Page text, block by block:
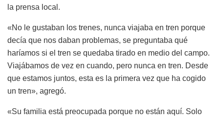
la prensa local.
«No le gustaban los trenes, nunca viajaba en tren porque
decía que nos daban problemas, se preguntaba qué
haríamos si el tren se quedaba tirado en medio del campo.
Viajábamos de vez en cuando, pero nunca en tren. Desde
que estamos juntos, esta es la primera vez que ha cogido
un tren», agregó.
«Su familia está preocupada porque no están aquí. Solo